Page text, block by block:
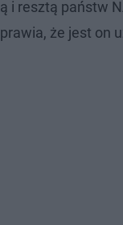
i resztą państw
że jest